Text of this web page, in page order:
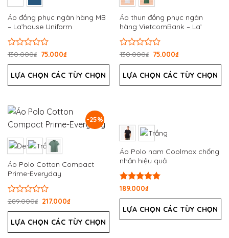
Áo đồng phục ngân hàng MB
– La’house Uniform
Được
hạng
0
5
130.000₫ 75.000₫
LỰA CHỌN CÁC TÙY CHỌN
Áo thun đồng phục ngân
hàng VietcomBank – La’
House
Được
hạng
0
5
130.000₫ 75.000₫
LỰA CHỌN CÁC TÙY CHỌN
-25%
Áo Polo Cotton Compact
Prime-Everyday
Được
hạng
0
5
289.000₫ 217.000₫
LỰA CHỌN CÁC TÙY CHỌN
Áo Polo nam Coolmax chống
nhăn hiệu quả
Được xếp
5 sao
189.000₫
LỰA CHỌN CÁC TÙY CHỌN